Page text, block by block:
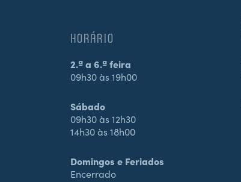
HORÁRIO
2.ª a 6.ª feira
09h30 às 19h00
Sábado
09h30 às 12h30
14h30 às 18h00
Domingos e Feriados
Encerrado